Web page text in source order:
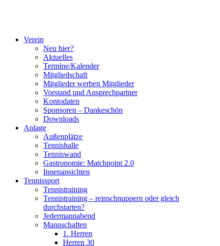
Verein
Neu hier?
Aktuelles
Termine/Kalender
Mitgliedschaft
Mitglieder werben Mitglieder
Vorstand und Ansprechpartner
Kontodaten
Sponsoren – Dankeschön
Downloads
Anlage
Außenplätze
Tennishalle
Tenniswand
Gastronomie: Matchpoint 2.0
Innenansichten
Tennissport
Tennistraining
Tennistraining – reinschnuppern oder gleich
durchstarten?
Jedermannabend
Mannschaften
1. Herren
Herren 30